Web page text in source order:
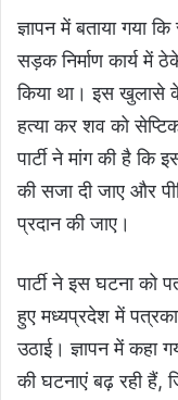
ज्ञापन में बताया गया
सड़क निर्माण कार्य में
किया था। इस खुलासे के
हत्या कर शव को
पार्टी ने मांग की है कि
की सजा दी जाए और
प्रदान की जाए।
पार्टी ने इस घटना को
हुए मध्यप्रदेश में
उठाई। ज्ञापन में कहा
की घटनाएं बढ़ रही हैं,